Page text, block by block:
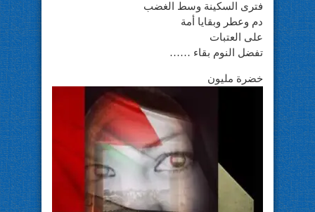
فترى السكينة وسط الغضب
دم وعطر وبقايا أمة
على العتبات
تفضل النوم بقاء ……
خضرة مليون